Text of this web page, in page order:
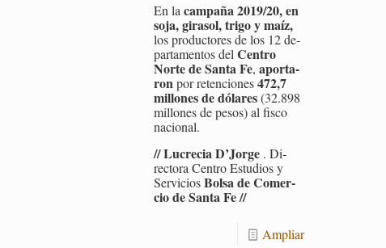
En lacam­pa­ña 2019/20, en
soja, gi­ra­sol, trigo y maíz,
los pro­duc­to­res de los 12 de­
par­ta­men­tos delCen­tro
Norte de Santa Fe,apor­ta­
ronpor re­ten­cio­nes472,7
mi­llo­nes de dó­la­res(32.898
mi­llo­nes de pesos) al fisco
na­cio­nal.
// Lu­cre­cia D’Jorge . Di­
rec­to­ra Cen­tro Es­tu­dios y
Ser­vi­ciosBolsa de Co­mer­
cio de Santa Fe //
Am­pliar